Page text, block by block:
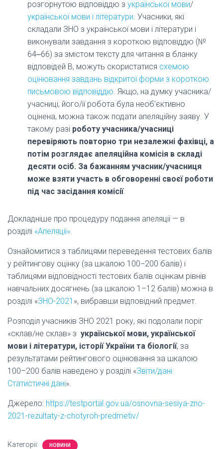
розгорнутою відповіддю з української мови/
української мови і літератури . Учасники, які
складали ЗНО з української мови і літератури і
виконували завдання з короткою відповіддю (№
64‒66) за змістом тексту для читання в бланку
відповідей В, можуть скористатися схемою
оцінювання завдань відкритої форми з короткою
письмовою відповіддю . Якщо, на думку учасника/
учасниці, його/її робота була необ’єктивно
оцінена, можна також подати апеляційну заяву. У
такому разі роботу учасника/учасниці
перевіряють повторно три незалежні фахівці, а
потім розглядає апеляційна комісія в складі
десяти осіб. За бажанням учасник/учасниця
може взяти участь в обговоренні своєї роботи
під час засідання комісії.
Докладніше про процедуру подання апеляції — в
розділі «Апеляції»
Ознайомитися з таблицями переведення тестових балів
у рейтингову оцінку (за шкалою 100−200 балів) і
таблицями відповідності тестових балів оцінкам рівнів
навчальних досягнень (за шкалою 1–12 балів) можна в
розділі «ЗНО-2021 », вибравши відповідний предмет.
Розподіл учасників ЗНО 2021 року, які подолали поріг
«склав/не склав» з української мови, української
мови і літератури, історії України та біології, за
результатами рейтингового оцінювання за шкалою
100–200 балів наведено у розділі «Звіти/дані.
Статистичні дані».
Джерело: https://testportal.gov.ua/osnovna-sesiya-zno-
2021-rezultaty-z-chotyroh-predmetiv/
Категорії: НОВИНИ